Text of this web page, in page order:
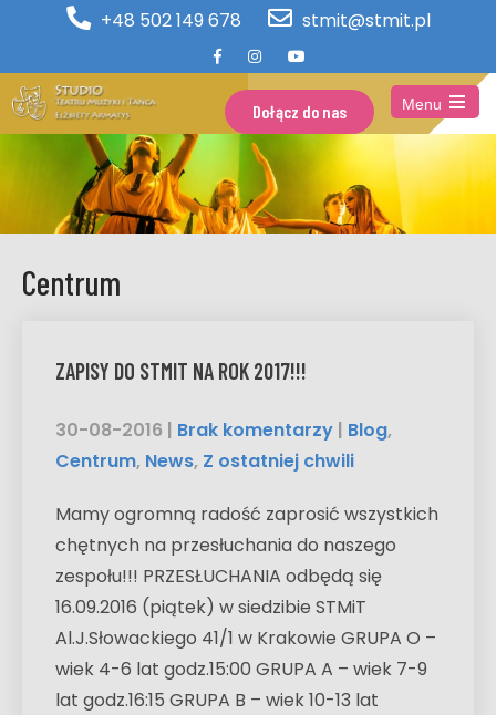
+48 502 149 678 stmit@stmit.pl
Dołącz do nas
Menu
Open
the
main
menu
Centrum
ZAPISY DO STMIT NA ROK 2017!!!
30-08-2016 | Brak komentarzy | Blog,
Centrum, News, Z ostatniej chwili
Mamy ogromną radość zaprosić wszystkich
chętnych na przesłuchania do naszego
zespołu!!! PRZESŁUCHANIA odbędą się
16.09.2016 (piątek) w siedzibie STMiT
Al.J.Słowackiego 41/1 w Krakowie GRUPA O –
wiek 4-6 lat godz.15:00 GRUPA A – wiek 7-9
lat godz.16:15 GRUPA B – wiek 10-13 lat